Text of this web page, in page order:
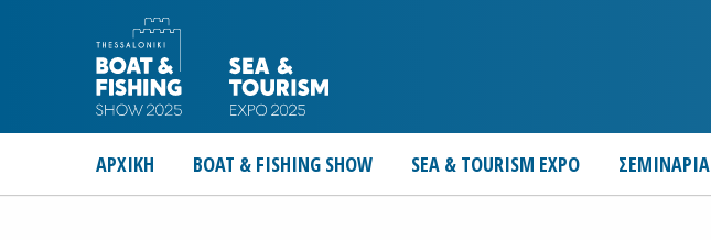
ΑΡΧΙΚΗ BOAT & FISHING SHOW SEA & TOURISM EXPO ΣΕΜΙΝΑΡΙΑ